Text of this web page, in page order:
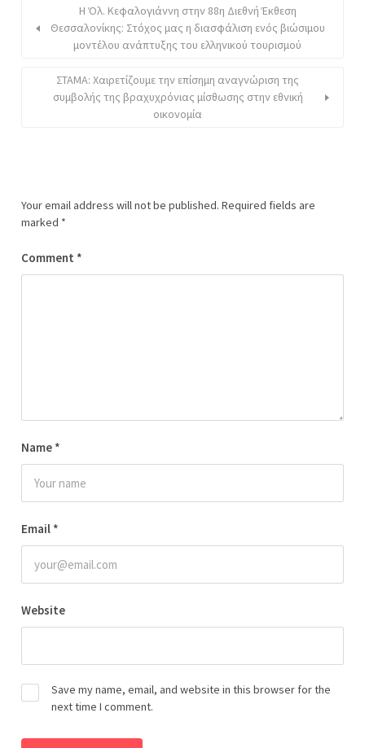
Η Όλ. Κεφαλογιάννη στην 88η Διεθνή Έκθεση
Θεσσαλονίκης: Στόχος μας η διασφάλιση ενός βιώσιμου
μοντέλου ανάπτυξης του ελληνικού τουρισμού
ΣΤΑΜΑ: Χαιρετίζουμε την επίσημη αναγνώριση της
συμβολής της βραχυχρόνιας μίσθωσης στην εθνική
οικονομία
Your email address will not be published. Required fields are
marked *
Comment *
Name *
Email *
Website
Save my name, email, and website in this browser for the
next time I comment.